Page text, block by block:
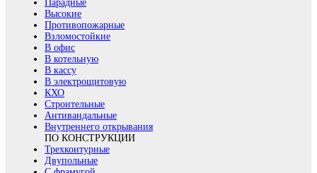
Парадные
Высокие
Противопожарные
Взломостойкие
В офис
В котельную
В кассу
В электрощитовую
КХО
Строительные
Антивандальные
Внутреннего открывания
ПО КОНСТРУКЦИИ
Трехконтурные
Двупольные